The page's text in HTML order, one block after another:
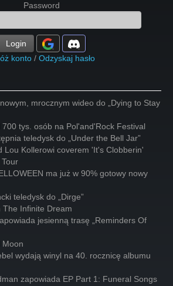
Password
Login
konto / Odzyskaj hasło
mrocznym wideo do „Dying to Stay
tys. osób na Pol'and'Rock Festival
teledysk do „Under the Bell Jar”
Lou Kollerowi coverem 'It's Clobberin'
ma już w 90% gotowy nowy
teledysk do „Dirge”
The Infinite Dream
jesienną trasę „Reminders Of
Moon
wydają winyl na 40. rocznicę albumu
zapowiada EP Part 1: Funeral Songs